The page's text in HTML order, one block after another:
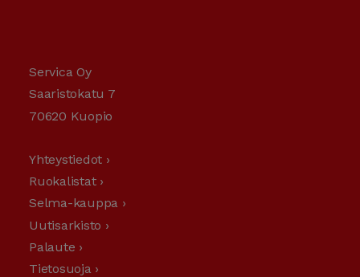
Servica Oy
Saaristokatu 7
70620 Kuopio
Yhteystiedot ›
Ruokalistat ›
Selma-kauppa ›
Uutisarkisto ›
Palaute ›
Tietosuoja ›